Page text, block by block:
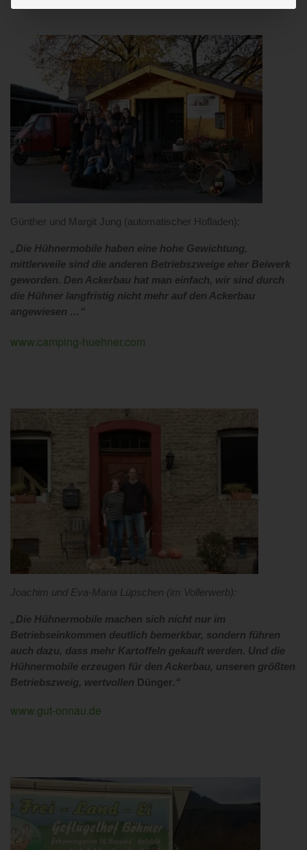
Günther und Margit Jung (automatischer Hofladen):
„Die Hühnermobile haben eine hohe Gewichtung,
mittlerweile sind die anderen Betriebszweige eher Beiwerk
geworden. Den Ackerbau hat man einfach, wir sind durch
die Hühner langfristig nicht mehr auf den Ackerbau
angewiesen …“
www.camping-huehner.com
Joachim und Eva-Maria Lüpschen (im Vollerwerb):
„Die Hühnermobile machen sich nicht nur im
Betriebseinkommen deutlich bemerkbar, sondern führen
auch dazu, dass mehr Kartoffeln gekauft werden. Und die
Hühnermobile erzeugen für den Ackerbau, unseren größten
Betriebszweig, wertvollen Dünger.“
www.gut-onnau.de